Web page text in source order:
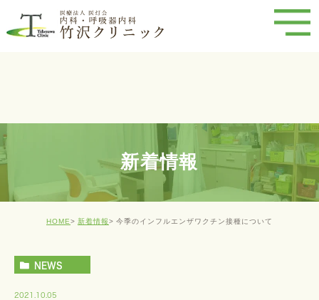
新着情報
HOME 新着情報 今季のインフルエンザワクチン接種について
NEWS
2021.10.05